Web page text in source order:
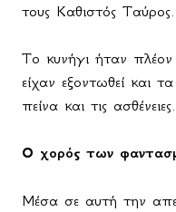
τους Καθιστός Ταύρος.
Το κυνήγι ήταν πλέον
είχαν εξοντωθεί και
πείνα και τις ασθένειες.
Ο χορός των
Μέσα σε αυτή την